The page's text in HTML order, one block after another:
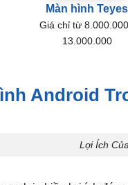
Màn hình Teyes
Giá chỉ từ
13.000.000
Android
Lợi Ích